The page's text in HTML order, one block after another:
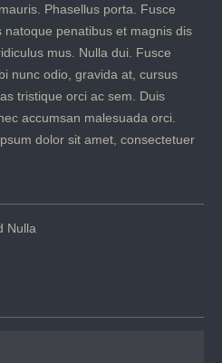
Phasellus porta. Fusce
penatibus et magnis dis
mus. Nulla dui. Fusce
nunc odio, gravida at, cursus
tristique orci ac sem. Duis
accumsan malesuada orci.
dolor sit amet, consectetuer
Nulla